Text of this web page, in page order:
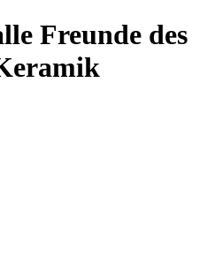
Freunde des